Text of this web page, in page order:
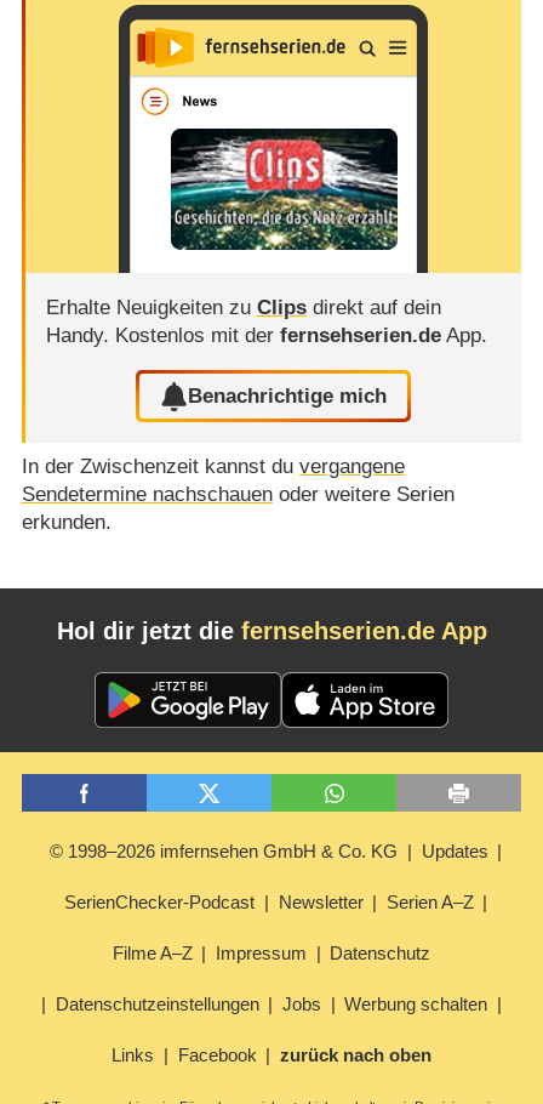
Erhalte Neuigkeiten zu Clipsdirekt auf dein
Handy. Kostenlos mit der fernsehserien.deApp.
Benachrichtige mich
In der Zwischenzeit kannst du vergangene
Sendetermine nachschauenoder weitere Serien
erkunden.
Hol dir jetzt die fernsehserien.de App
© 1998–2026 imfernsehen GmbH & Co. KG Updates
SerienChecker-Podcast Newsletter Serien A–Z
Filme A–Z Impressum Datenschutz
Datenschutzeinstellungen Jobs Werbung schalten
Links Facebook zurück nach oben